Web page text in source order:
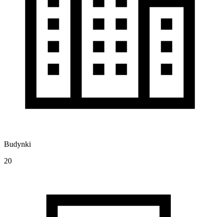
Budynki
20